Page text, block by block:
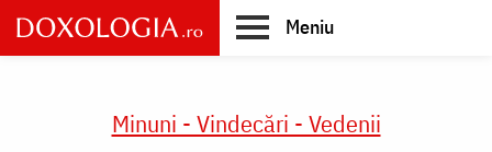
Skip
to
main
Meniu
Minuni - Vindecări - Vedenii